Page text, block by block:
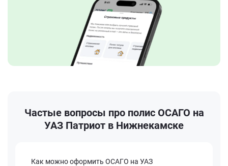
Частые вопросы про полис ОСАГО на
УАЗ Патриот в Нижнекамске
Как можно оформить ОСАГО на УАЗ